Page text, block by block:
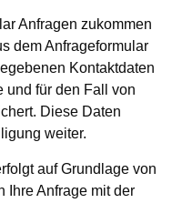
Anfragen zukommen
dem Anfrageformular
Kontaktdaten
und für den Fall von
Diese Daten
weiter.
auf Grundlage von
Ihre Anfrage mit der